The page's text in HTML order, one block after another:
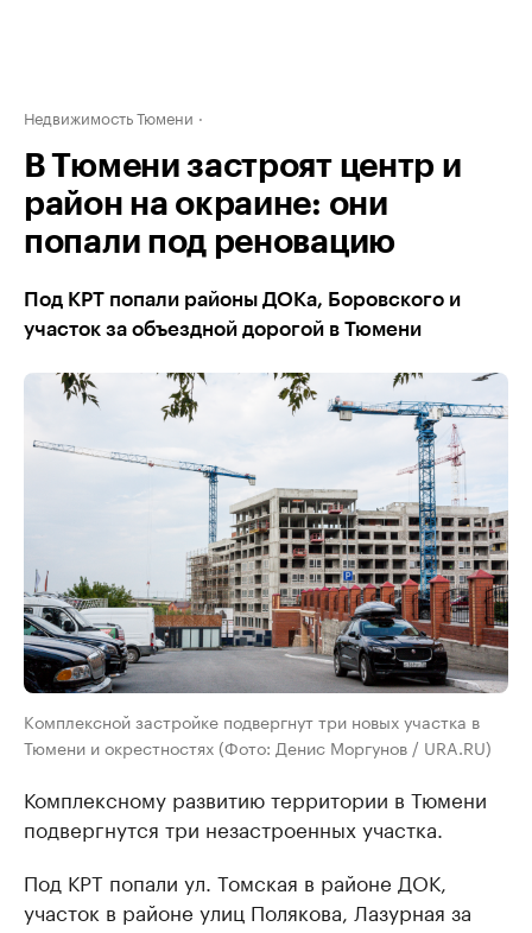
Недвижимость Тюмени
В Тюмени застроят центр и
район на окраине: они
попали под реновацию
Под КРТ попали районы ДОКа, Боровского и
участок за объездной дорогой в Тюмени
Комплексной застройке подвергнут три новых участка в
Тюмени и окрестностях (Фото: Денис Моргунов / URA.RU)
Комплексному развитию территории в Тюмени
подвергнутся три незастроенных участка.
Под КРТ попали ул. Томская в районе ДОК,
участок в районе улиц Полякова, Лазурная за